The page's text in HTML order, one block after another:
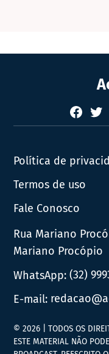
Política de
Termos de uso
Fale Conosco
Rua Mariano
Mariano Procópio
WhatsApp:(32)
E-mail:
© 2026 | TODOS OS
ESTE MATERIAL NÃO